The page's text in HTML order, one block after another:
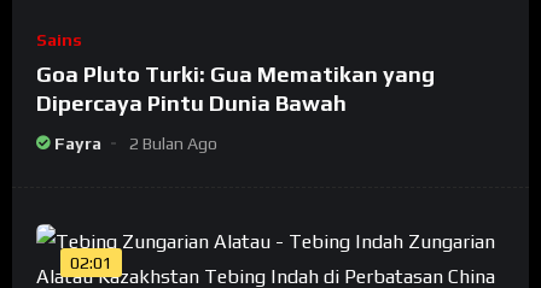
Sains
Goa Pluto Turki: Gua Mematikan yang
Dipercaya Pintu Dunia Bawah
Fayra 2 Bulan Ago
02:01